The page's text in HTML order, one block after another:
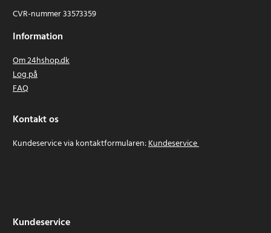
CVR-nummer 33573359
Information
Om 24hshop.dk
Log på
FAQ
Kontakt os
Kundeservice via kontaktformularen:Kundeservice
Kundeservice